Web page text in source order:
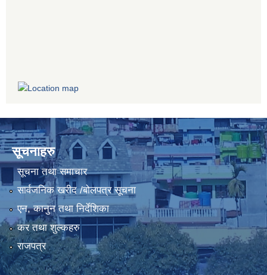
सूचनाहरु
सूचना तथा समाचार
सार्वजनिक खरीद /बोलपत्र सूचना
एन, कानुन तथा निर्देशिका
कर तथा शुल्कहरु
राजपत्र